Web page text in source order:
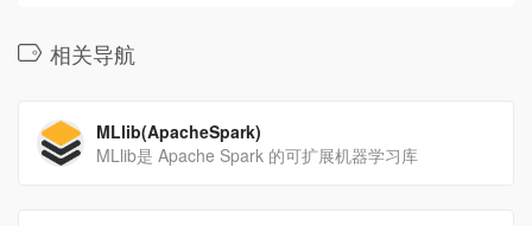
相关导航
MLlib(ApacheSpark)
MLlib是 Apache Spark 的可扩展机器学习库